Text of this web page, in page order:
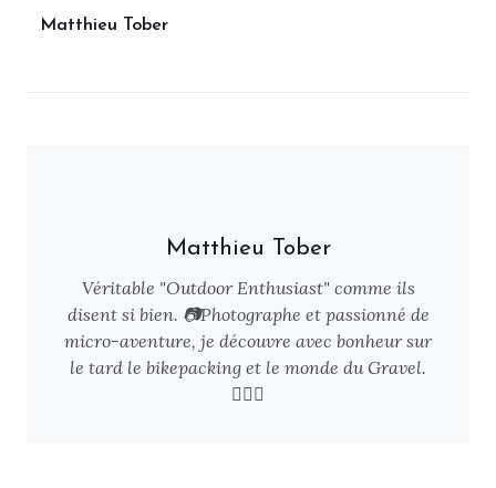
Matthieu Tober
Matthieu Tober
Véritable "Outdoor Enthusiast" comme ils
disent si bien. 📷Photographe et passionné de
micro-aventure, je découvre avec bonheur sur
le tard le bikepacking et le monde du Gravel.
🚴🏻‍♂️